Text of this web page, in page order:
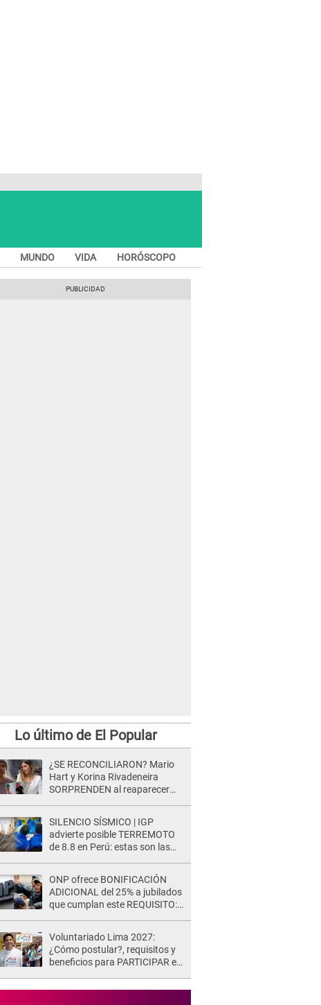
MUNDO VIDA HORÓSCOPO
Lo último de El Popular
¿SE RECONCILIARON? Mario
Hart y Korina Rivadeneira
SORPRENDEN al reaparecer
separación: “Que siempre...”
SILENCIO SÍSMICO | IGP
advierte posible TERREMOTO
de 8.8 en Perú: estas son las
ONP ofrece BONIFICACIÓN
ADICIONAL del 25% a jubilados
que cumplan este REQUISITO:
Voluntariado Lima 2027:
¿Cómo postular?, requisitos y
beneficios para PARTICIPAR en